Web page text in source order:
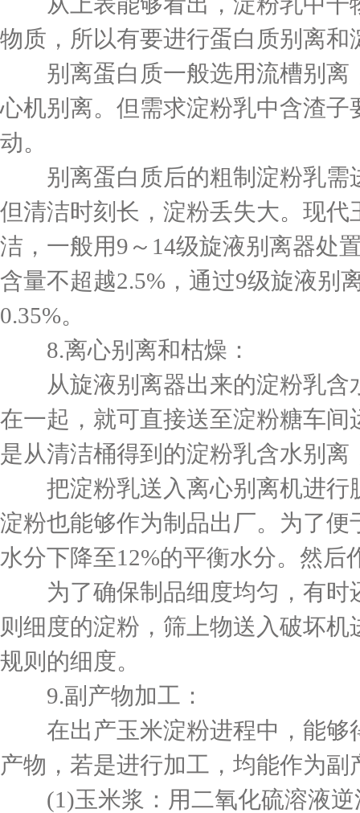
物质，所以有要进行蛋白质别离和
别离蛋白质一般选用流槽别离
心机别离。但需求淀粉乳中含渣
动。
别离蛋白质后的粗制淀粉乳需
但清洁时刻长，淀粉丢失大。现
洁，一般用9～14级旋液别离器处
含量不超越2.5%，通过9级旋液别
0.35%。
8.离心别离和枯燥：
从旋液别离器出来的淀粉乳含
在一起，就可直接送至淀粉糖车
是从清洁桶得到的淀粉乳含水别
把淀粉乳送入离心别离机进行
淀粉也能够作为制品出厂。为了
水分下降至12%的平衡水分。然后
为了确保制品细度均匀，有时
则细度的淀粉，筛上物送入破坏
规则的细度。
9.副产物加工：
在出产玉米淀粉进程中，能够
产物，若是进行加工，均能作为
(1)玉米浆：用二氧化硫溶液逆